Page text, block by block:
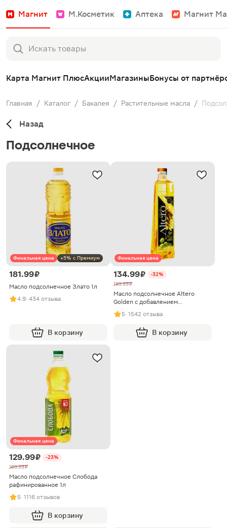
Магнит М.Косметик Аптека Магнит
Карта Магнит ПлюсАкцииМагазиныБонусы от
Главная / Каталог / Бакалея / Растительные масла /
Назад
Подсолнечное
Финальная цена +5% с Премиум
181.99 ₽
Масло подсолнечное Злато 1л
4.9· 434 отзыва
В корзину
Финальная цена
134.99 ₽
-32%
199.99 ₽
Масло подсолнечное Altero
Golden с добавлением
оливкового 810мл
5· 1542 отзыва
В корзину
Финальная цена
129.99 ₽
-23%
169.99 ₽
Масло подсолнечное Слобода
рафинированное 1л
5· 1116 отзывов
В корзину